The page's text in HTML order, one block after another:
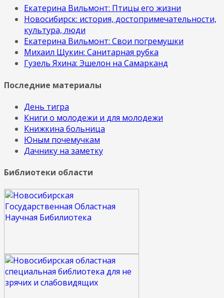
Екатерина Вильмонт: Птицы его жизни
Новосибирск: история, достопримечательности,
культура, люди
Екатерина Вильмонт: Свои погремушки
Михаил Щукин: Санитарная рубка
Гузель Яхина: Эшелон на Самарканд
Последние материалы
День тигра
Книги о молодежи и для молодежи
Книжкина больница
Юным почемучкам
Дачнику на заметку
Библиотеки области